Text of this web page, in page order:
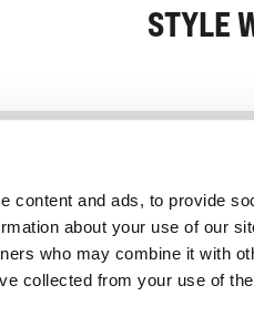
content and ads, to provide
about your use of our
who may combine it with
collected from your use of
STYLE